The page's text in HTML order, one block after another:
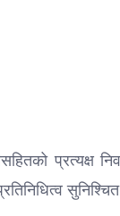
प्रत्यक्ष